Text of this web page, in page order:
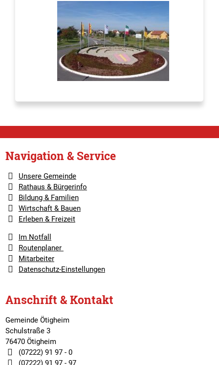
Navigation & Service
Unsere Gemeinde
Rathaus & Bürgerinfo
Bildung & Familien
Wirtschaft & Bauen
Erleben & Freizeit
Im Notfall
Routenplaner
Mitarbeiter
Datenschutz-Einstellungen
Anschrift & Kontakt
Gemeinde Ötigheim
Schulstraße 3
76470 Ötigheim
(07222) 91 97 - 0
(07222) 91 97 - 97